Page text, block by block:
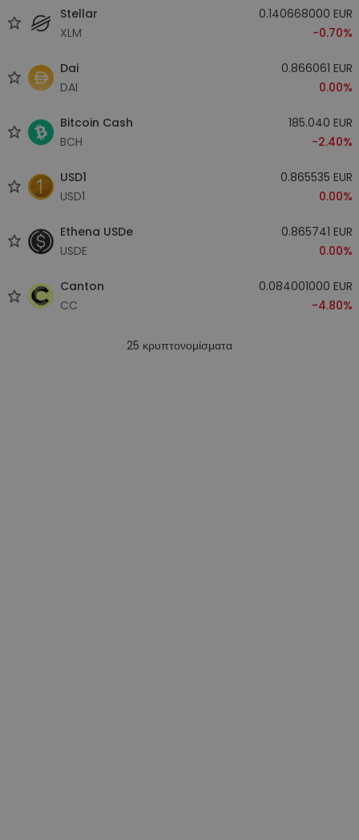
Stellar
XLM
0.140668000 EUR
-0.70%
Dai
DAI
0.866061 EUR
0.00%
Bitcoin Cash
BCH
185.040 EUR
-2.40%
USD1
USD1
0.865535 EUR
0.00%
Ethena USDe
USDE
0.865741 EUR
0.00%
Canton
CC
0.084001000 EUR
-4.80%
25 κρυπτονομίσματα